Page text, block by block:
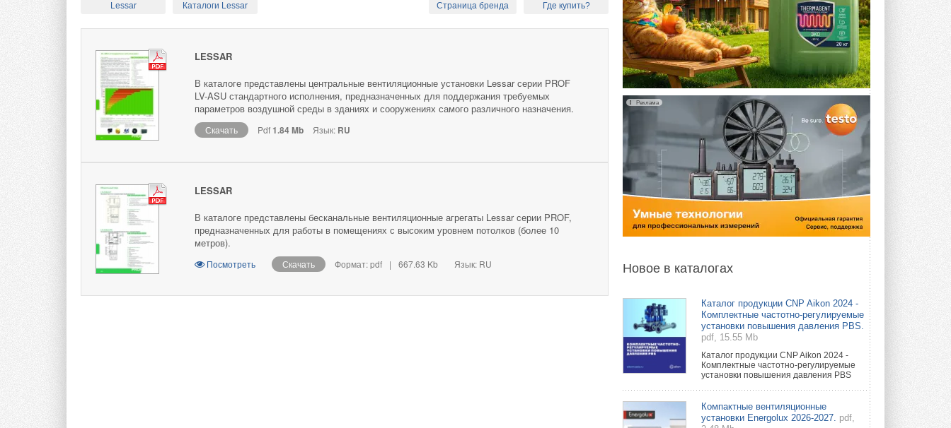
Lessar Каталоги Lessar Страница бренда Где купить?
LESSAR
В каталоге представлены центральные вентиляционные установки Lessar серии PROF
LV-ASU стандартного исполнения, предназначенных для поддержания требуемых
параметров воздушной среды в зданиях и сооружениях самого различного назначения.
Скачать Pdf1.84 Mb Язык: RU
LESSAR
В каталоге представлены бесканальные вентиляционные агрегаты Lessar серии PROF,
предназначенных для работы в помещениях с высоким уровнем потолков (более 10
метров).
Посмотреть Скачать Формат: pdf | 667.63 Kb Язык: RU
Реклама
Новое в каталогах
Каталог продукции CNP Aikon 2024 -
Комплектные частотно-регулируемые
установки повышения давления PBS.
pdf, 15.55 Mb
Каталог продукции CNP Aikon 2024 -
Комплектные частотно-регулируемые
установки повышения давления PBS
Компактные вентиляционные
установки Energolux 2026-2027. pdf,